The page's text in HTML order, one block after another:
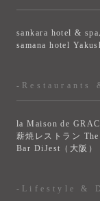
sankara hotel & spa
samana hotel
-Restaurants
la Maison de
薪焼レストラン
Bar DiJest（大阪）
-Lifestyle &